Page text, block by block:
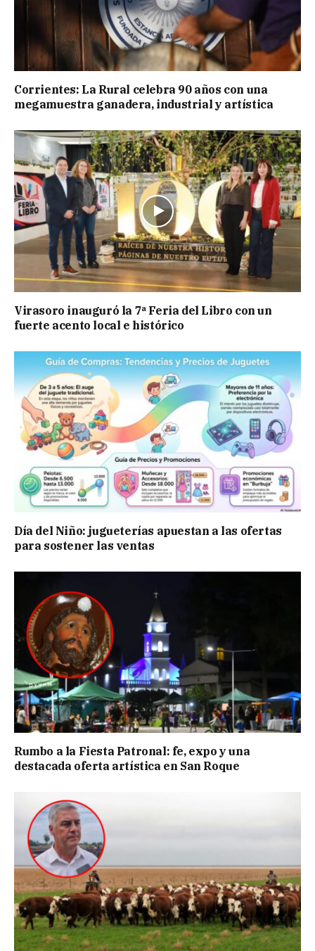
Corrientes: La Rural celebra 90 años con una
megamuestra ganadera, industrial y artística
Virasoro inauguró la 7ª Feria del Libro con un
fuerte acento local e histórico
Día del Niño: jugueterías apuestan a las ofertas
para sostener las ventas
Rumbo a la Fiesta Patronal: fe, expo y una
destacada oferta artística en San Roque